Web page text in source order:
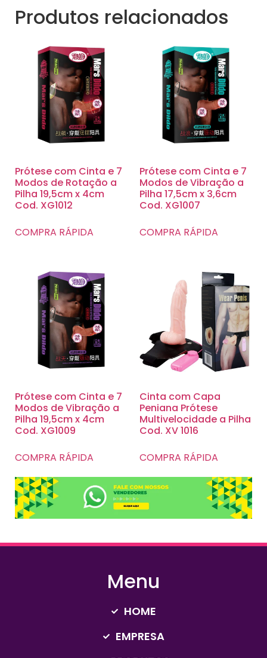
Produtos relacionados
Prótese com Cinta e 7
Modos de Rotação a
Pilha 19,5cm x 4cm
Cod. XG1012
COMPRA RÁPIDA
Prótese com Cinta e 7
Modos de Vibração a
Pilha 17,5cm x 3,6cm
Cod. XG1007
COMPRA RÁPIDA
Prótese com Cinta e 7
Modos de Vibração a
Pilha 19,5cm x 4cm
Cod. XG1009
COMPRA RÁPIDA
Cinta com Capa
Peniana Prótese
Multivelocidade a Pilha
Cod. XV 1016
COMPRA RÁPIDA
Menu
HOME
EMPRESA